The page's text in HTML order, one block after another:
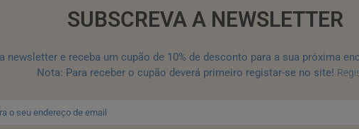
SUBSCREVA A NEWSLETTER
newsletter e receba um cupão de 10% de desconto para a sua próxima
Nota: Para receber o cupão deverá primeiro registar-se no site!